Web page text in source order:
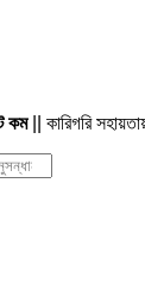
কম|| কারিগরি